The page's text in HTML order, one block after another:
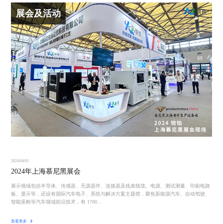
展会及活动
2024/04/01
2024年上海慕尼黑展会
展示领域包括半导体、传感器、无源器件、连接器及线束线缆、电源、测试测量、印刷电路
板、显示等，还设有国际汽车电子、系统与解决方案主题馆，聚焦新能源汽车、自动驾驶、
智能座舱等汽车领域前沿技术，有 1700...
查看更多